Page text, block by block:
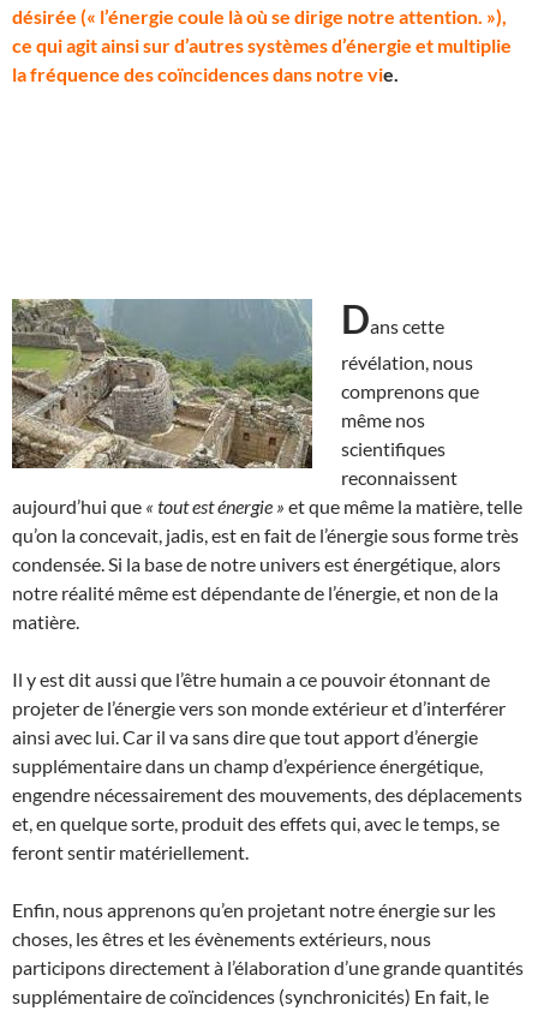
désirée (« l’énergie coule là où se dirige notre attention. »),
ce qui agit ainsi sur d’autres systèmes d’énergie et multiplie
la fréquence des coïncidences dans notre vie.
Dans cette
révélation, nous
comprenons que
même nos
scientifiques
reconnaissent
aujourd’hui que « tout est énergie » et que même la matière, telle
qu’on la concevait, jadis, est en fait de l’énergie sous forme très
condensée. Si la base de notre univers est énergétique, alors
notre réalité même est dépendante de l’énergie, et non de la
matière.
Il y est dit aussi que l’être humain a ce pouvoir étonnant de
projeter de l’énergie vers son monde extérieur et d’interférer
ainsi avec lui. Car il va sans dire que tout apport d’énergie
supplémentaire dans un champ d’expérience énergétique,
engendre nécessairement des mouvements, des déplacements
et, en quelque sorte, produit des effets qui, avec le temps, se
feront sentir matériellement.
Enfin, nous apprenons qu’en projetant notre énergie sur les
choses, les êtres et les évènements extérieurs, nous
participons directement à l’élaboration d’une grande quantités
supplémentaire de coïncidences (synchronicités) En fait, le